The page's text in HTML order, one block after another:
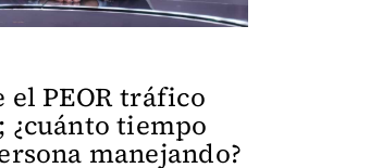
el PEOR tráfico
¿cuánto tiempo
manejando?